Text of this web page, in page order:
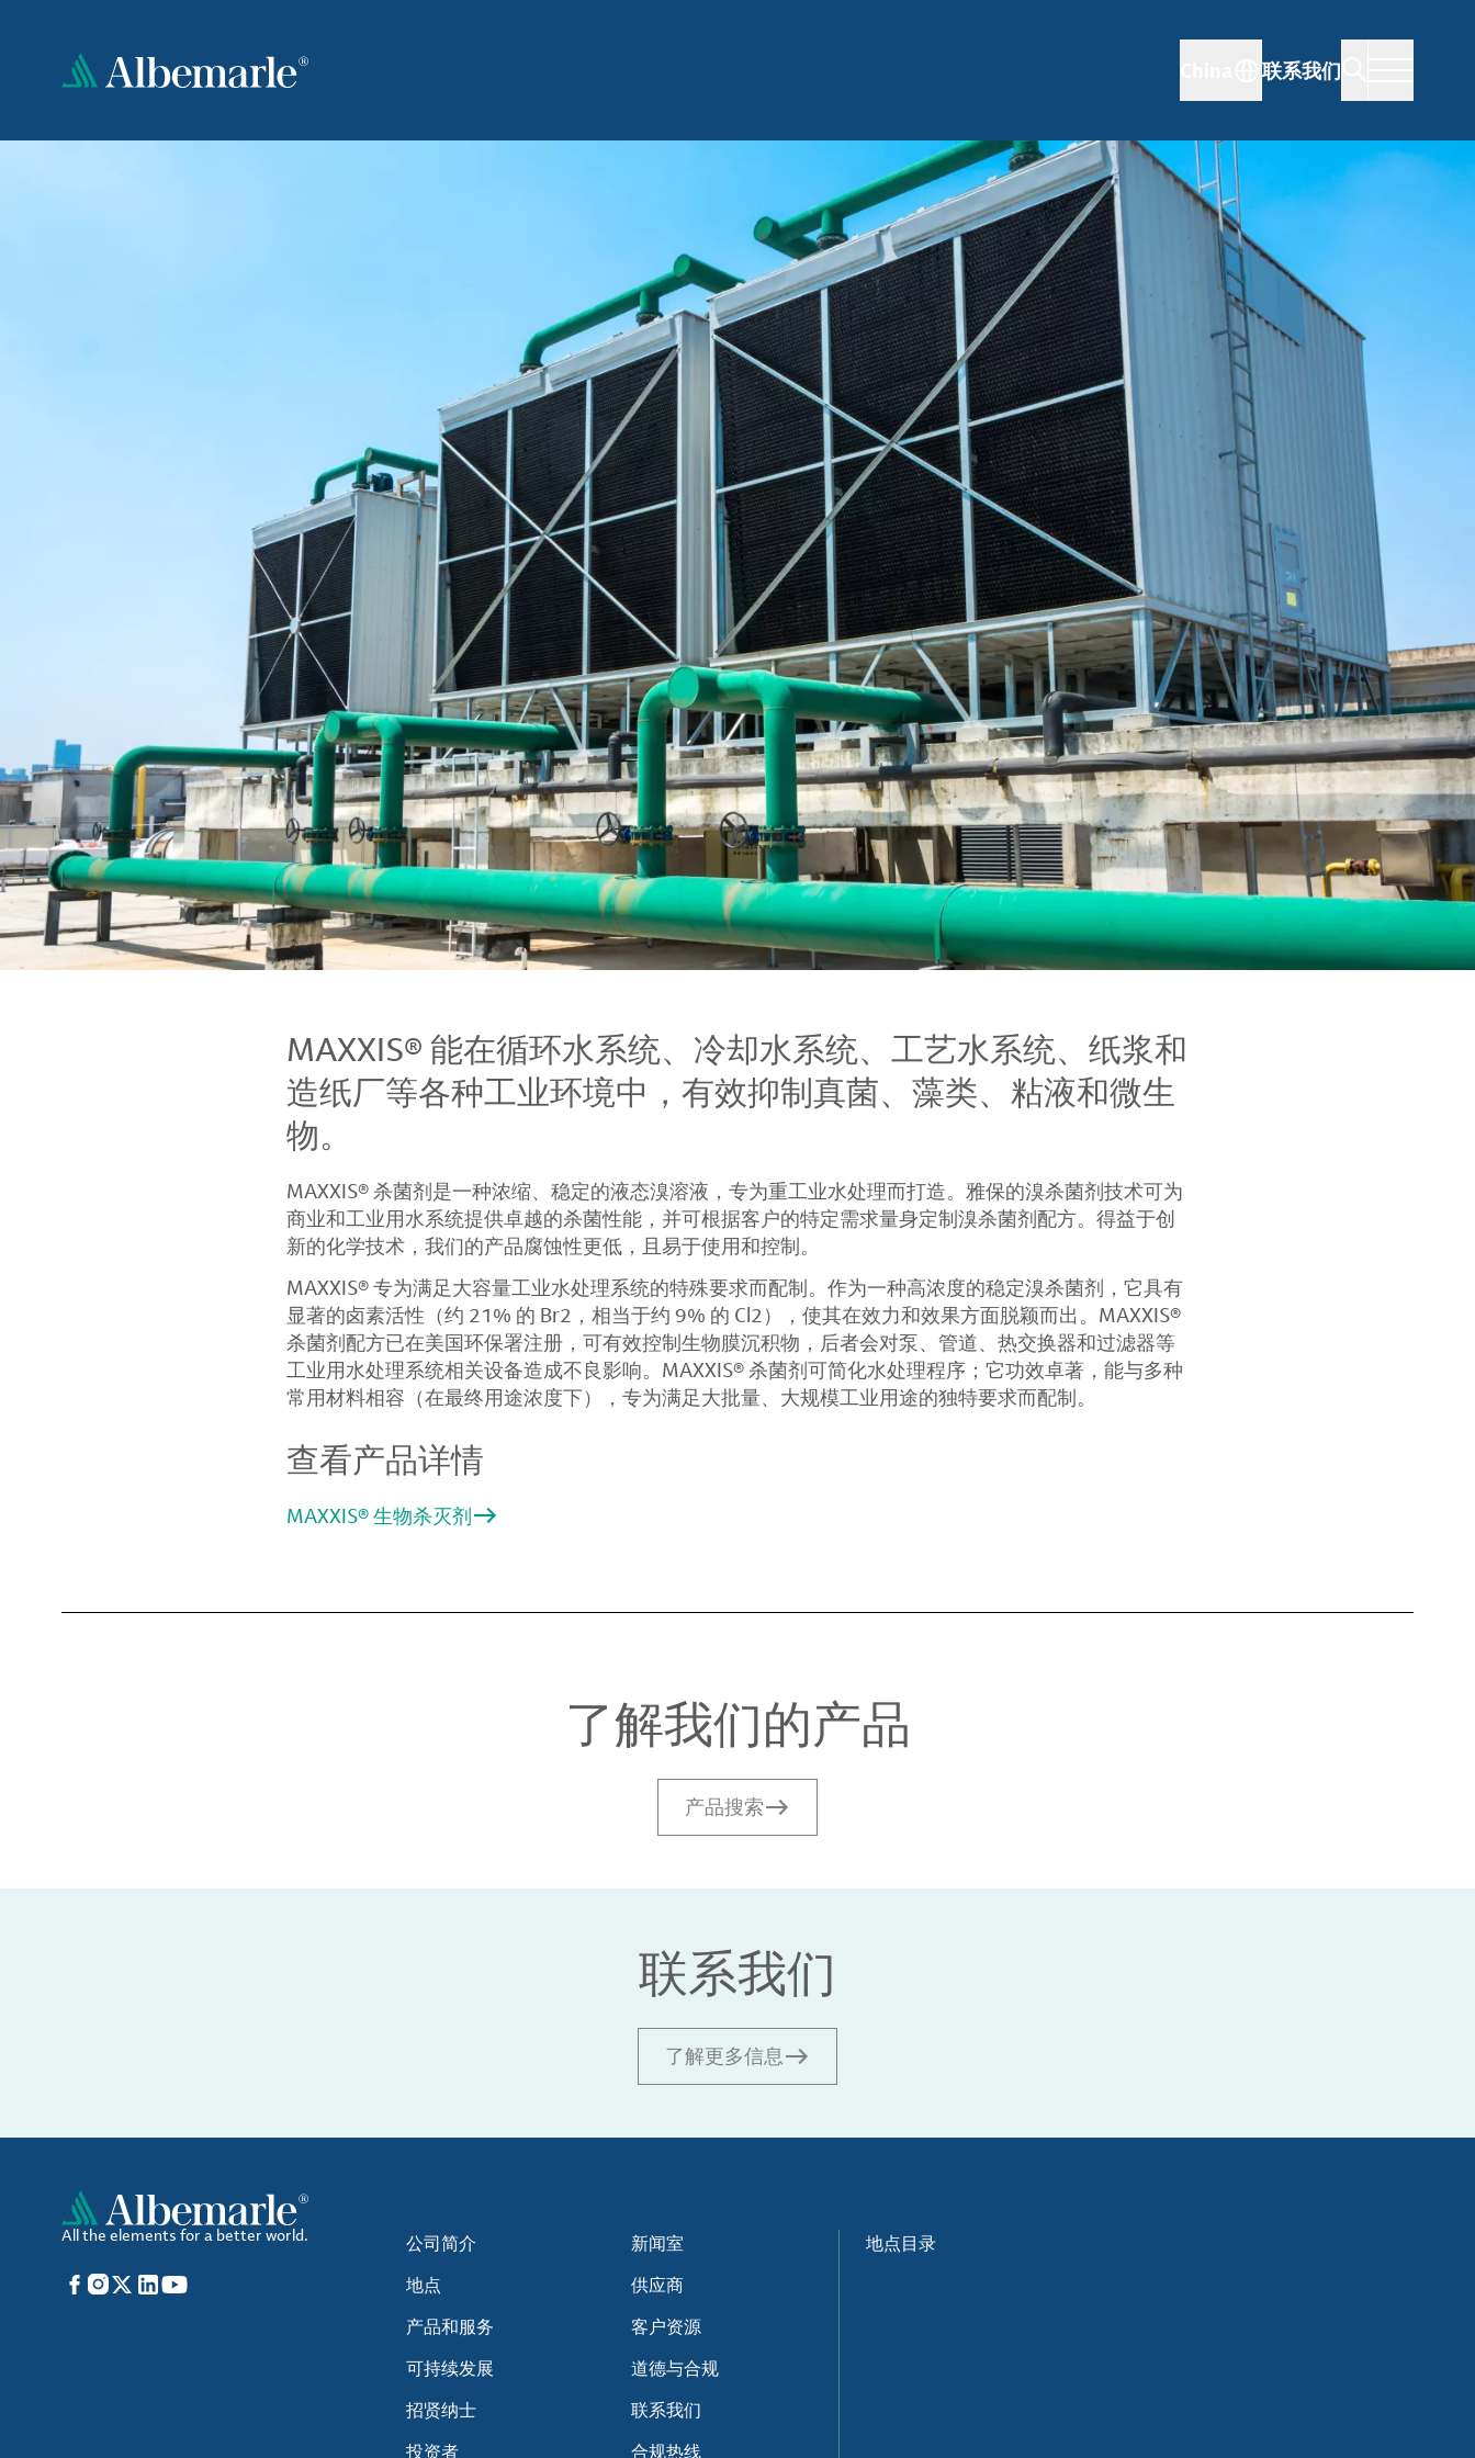
内
联系我们
MAXXIS® 能在循环水系统、冷却水系统、工艺水系统、纸浆和
造纸厂等各种工业环境中，有效抑制真菌、藻类、粘液和微生
物。
MAXXIS® 杀菌剂是一种浓缩、稳定的液态溴溶液，专为重工业水处理而打造。雅保的溴杀菌剂技术可为
商业和工业用水系统提供卓越的杀菌性能，并可根据客户的特定需求量身定制溴杀菌剂配方。得益于创
新的化学技术，我们的产品腐蚀性更低，且易于使用和控制。
MAXXIS® 专为满足大容量工业水处理系统的特殊要求而配制。作为一种高浓度的稳定溴杀菌剂，它具有
显著的卤素活性（约 21% 的 Br2，相当于约 9% 的 Cl2），使其在效力和效果方面脱颖而出。MAXXIS®
杀菌剂配方已在美国环保署注册，可有效控制生物膜沉积物，后者会对泵、管道、热交换器和过滤器等
工业用水处理系统相关设备造成不良影响。MAXXIS® 杀菌剂可简化水处理程序；它功效卓著，能与多种
常用材料相容（在最终用途浓度下），专为满足大批量、大规模工业用途的独特要求而配制。
查看产品详情
MAXXIS® 生物杀灭剂
了解我们的产品
产品搜索
联系我们
了解更多信息
All the elements for a better world.
Facebook
Instagram
X LinkedIn
YouTube
公司简介
地点
产品和服务
可持续发展
招贤纳士
投资者
新闻室
供应商
客户资源
道德与合规
联系我们
合规热线
地点目录